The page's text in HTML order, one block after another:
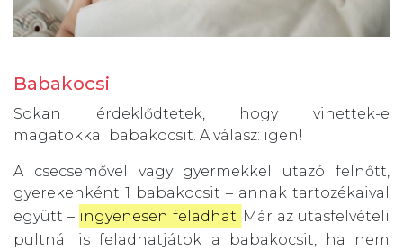
Babakocsi
Sokan érdeklődtetek, hogy vihettek-e
magatokkal babakocsit. A válasz: igen!
A csecsemővel vagy gyermekkel utazó felnőtt,
gyerekenként 1 babakocsit – annak tartozékaival
együtt – ingyenesen feladhat . Már az utasfelvételi
pultnál is feladhatjátok a babakocsit, ha nem